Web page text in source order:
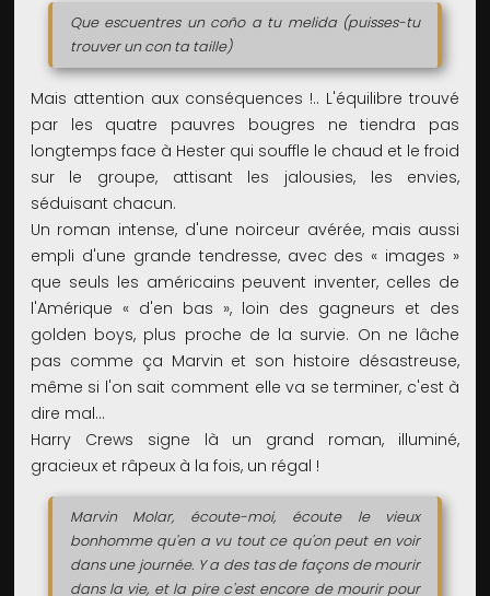
Que escuentres un coño a tu melida (puisses-tu
trouver un con ta taille)
Mais attention aux conséquences !.. L'équilibre trouvé
par les quatre pauvres bougres ne tiendra pas
longtemps face à Hester qui souffle le chaud et le froid
sur le groupe, attisant les jalousies, les envies,
séduisant chacun.
Un roman intense, d'une noirceur avérée, mais aussi
empli d'une grande tendresse, avec des « images »
que seuls les américains peuvent inventer, celles de
l'Amérique « d'en bas », loin des gagneurs et des
golden boys, plus proche de la survie. On ne lâche
pas comme ça Marvin et son histoire désastreuse,
même si l'on sait comment elle va se terminer, c'est à
dire mal...
Harry Crews signe là un grand roman, illuminé,
gracieux et râpeux à la fois, un régal !
Marvin Molar, écoute-moi, écoute le vieux
bonhomme qu'en a vu tout ce qu'on peut en voir
dans une journée. Y a des tas de façons de mourir
dans la vie, et la pire c'est encore de mourir pour